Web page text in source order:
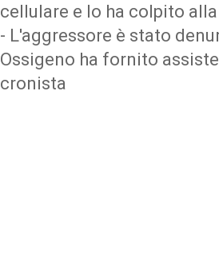
cellulare e lo ha colpito
- L'aggressore è stato
Ossigeno ha fornito
cronista